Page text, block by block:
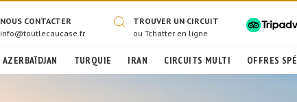
NOUS CONTACTER
info@toutlecaucase.fr
TROUVER UN CIRCUIT
ou Tchatter en ligne
AZERBAÏDJAN TURQUIE IRAN CIRCUITS MULTI OFFRES